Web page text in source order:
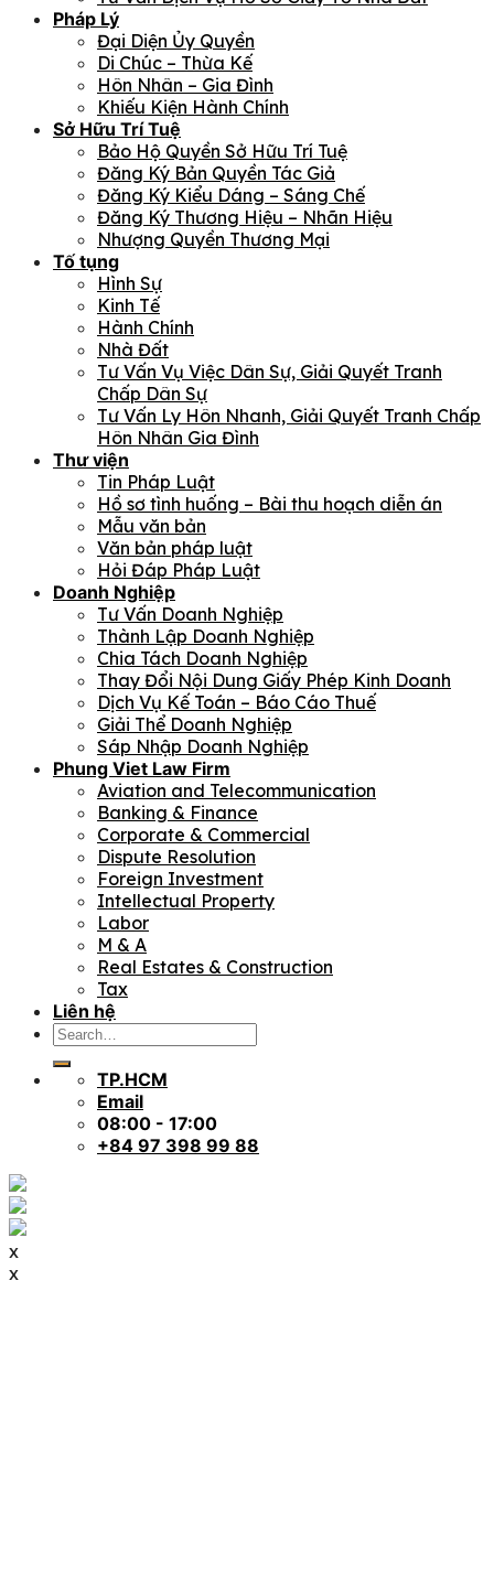
Pháp Lý
Đại Diện Ủy Quyền
Di Chúc – Thừa Kế
Hôn Nhân – Gia Đình
Khiếu Kiện Hành Chính
Sở Hữu Trí Tuệ
Bảo Hộ Quyền Sở Hữu Trí Tuệ
Đăng Ký Bản Quyền Tác Giả
Đăng Ký Kiểu Dáng – Sáng Chế
Đăng Ký Thương Hiệu – Nhãn Hiệu
Nhượng Quyền Thương Mại
Tố tụng
Hình Sự
Kinh Tế
Hành Chính
Nhà Đất
Tư Vấn Vụ Việc Dân Sự, Giải Quyết Tranh
Chấp Dân Sự
Tư Vấn Ly Hôn Nhanh, Giải Quyết Tranh Chấp
Hôn Nhân Gia Đình
Thư viện
Tin Pháp Luật
Hồ sơ tình huống – Bài thu hoạch diễn án
Mẫu văn bản
Văn bản pháp luật
Hỏi Đáp Pháp Luật
Doanh Nghiệp
Tư Vấn Doanh Nghiệp
Thành Lập Doanh Nghiệp
Chia Tách Doanh Nghiệp
Thay Đổi Nội Dung Giấy Phép Kinh Doanh
Dịch Vụ Kế Toán – Báo Cáo Thuế
Giải Thể Doanh Nghiệp
Sáp Nhập Doanh Nghiệp
Phung Viet Law Firm
Aviation and Telecommunication
Banking & Finance
Corporate & Commercial
Dispute Resolution
Foreign Investment
Intellectual Property
Labor
M & A
Real Estates & Construction
Tax
Liên hệ
TP.HCM
Email
08:00 - 17:00
+84 97 398 99 88
x
x